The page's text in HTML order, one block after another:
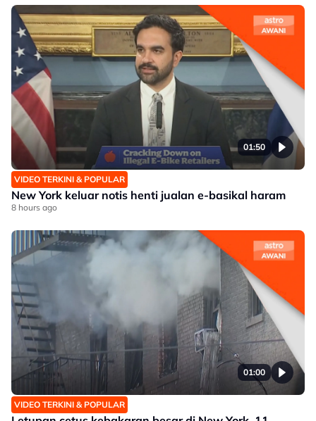
01:50
VIDEO TERKINI & POPULAR
New York keluar notis henti jualan e-basikal haram
8 hours ago
01:00
VIDEO TERKINI & POPULAR